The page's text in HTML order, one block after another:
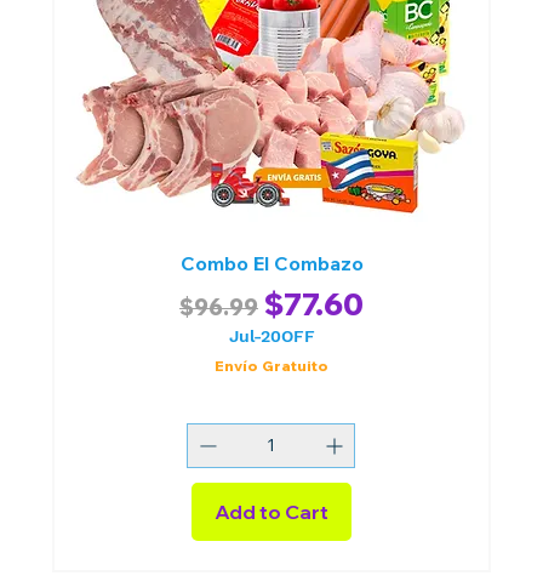
Combo El Combazo
Regular Price
$96.99 Sale Price
$77.60
Jul-20OFF
Envío Gratuito
Add to Cart